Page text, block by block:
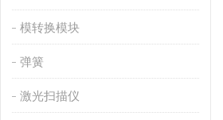
模转换模块
弹簧
激光扫描仪